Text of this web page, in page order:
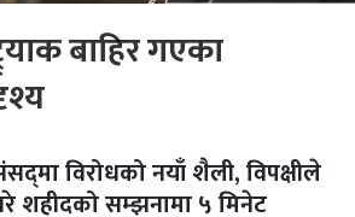
बाहिर गएका
विरोधको नयाँ शैली, विपक्षीले
शहीदको सम्झनामा ५ मिनेट